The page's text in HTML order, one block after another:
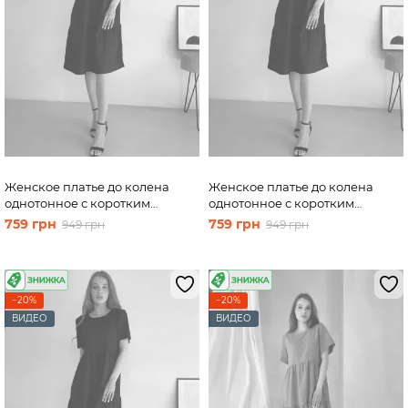
Женское платье до колена
однотонное с коротким
рукавом из льна черное Merlini
Сесто 700000161, размер 46-48
759 грн 949 грн
Женское платье до колена
однотонное с коротким
рукавом из льна черное Merlini
Сесто 700000161, размер 50-52
759 грн 949 грн
−20%
ВИДЕО
−20%
ВИДЕО